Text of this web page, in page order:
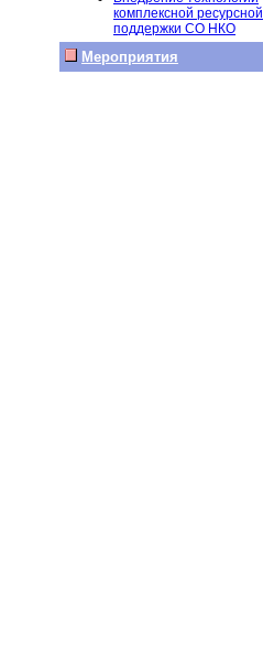
комплексной ресурсной
поддержки СО НКО
Мероприятия